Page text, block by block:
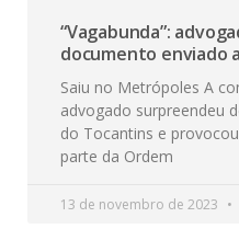
“Vagabunda”:
documento enviado
Saiu no Metrópoles A
advogado surpreendeu
do Tocantins e
parte da Ordem
13 de novembro de 2023